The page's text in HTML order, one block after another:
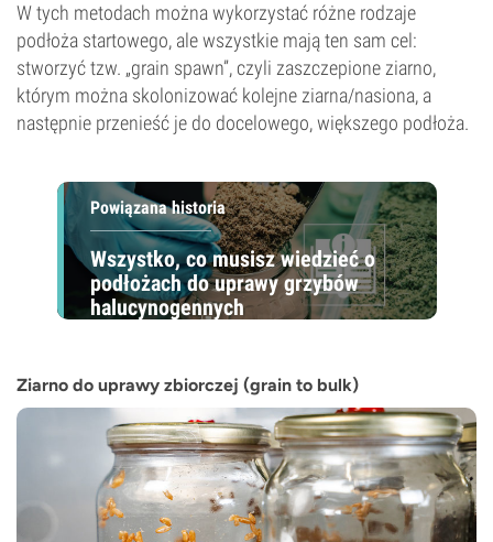
W tych metodach można wykorzystać różne rodzaje
podłoża startowego, ale wszystkie mają ten sam cel:
stworzyć tzw. „grain spawn”, czyli zaszczepione ziarno,
którym można skolonizować kolejne ziarna/nasiona, a
następnie przenieść je do docelowego, większego podłoża.
Powiązana historia
Wszystko, co musisz wiedzieć o
podłożach do uprawy grzybów
halucynogennych
Ziarno do uprawy zbiorczej (grain to bulk)